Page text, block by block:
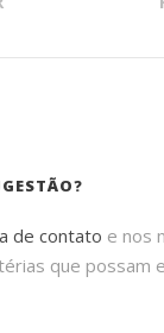
de contato e nos
que possam